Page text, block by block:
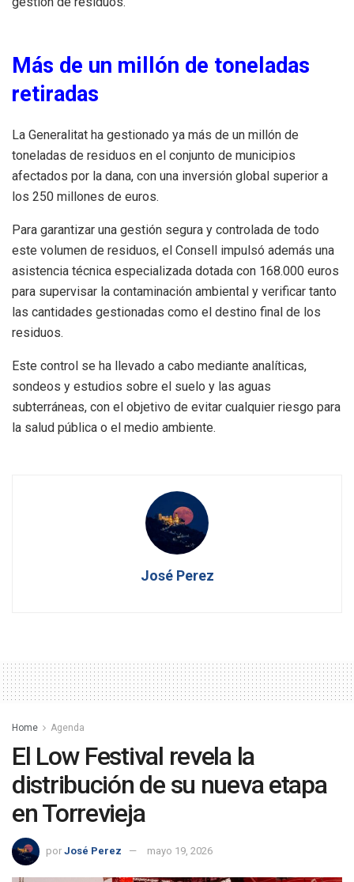
Más de un millón de toneladas
retiradas
La Generalitat ha gestionado ya más de un millón de
toneladas de residuos en el conjunto de municipios
afectados por la dana, con una inversión global superior a
los 250 millones de euros.
Para garantizar una gestión segura y controlada de todo
este volumen de residuos, el Consell impulsó además una
asistencia técnica especializada dotada con 168.000 euros
para supervisar la contaminación ambiental y verificar tanto
las cantidades gestionadas como el destino final de los
residuos.
Este control se ha llevado a cabo mediante analíticas,
sondeos y estudios sobre el suelo y las aguas
subterráneas, con el objetivo de evitar cualquier riesgo para
la salud pública o el medio ambiente.
José Perez
Home Agenda
El Low Festival revela la
distribución de su nueva etapa
en Torrevieja
por José Perez mayo 19, 2026